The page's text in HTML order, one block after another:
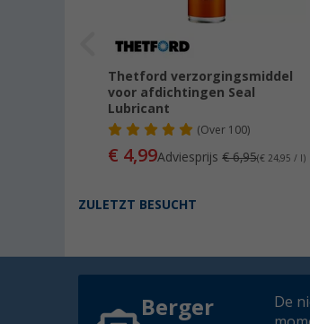
Thetford verzorgingsmiddel
voor afdichtingen Seal
Lubricant
(Over 100)
€ 4,99Adviesprijs€ 6,95(€ 24,95 / l)
ZULETZT BESUCHT
Berger
De